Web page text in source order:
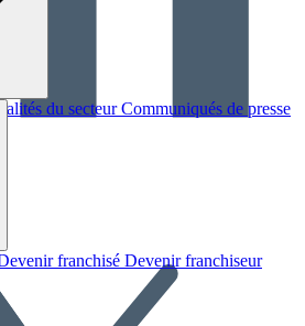
du secteur Communiqués de presse
franchisé Devenir franchiseur